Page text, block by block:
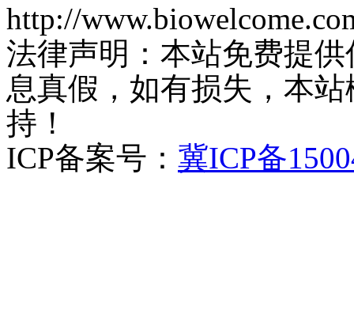
http://
法律声明：本站免费提
息真假，如有损失，本
持！
ICP备案号： 冀ICP备